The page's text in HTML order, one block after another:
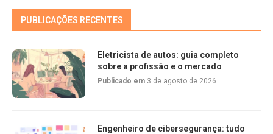
PUBLICAÇÕES RECENTES
Eletricista de autos: guia completo
sobre a profissão e o mercado
Publicado em 3 de agosto de 2026
Engenheiro de cibersegurança: tudo